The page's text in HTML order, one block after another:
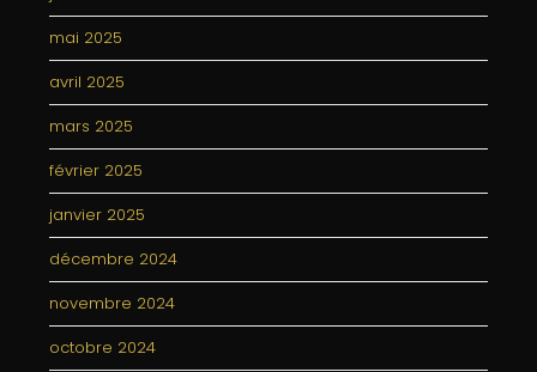
mai 2025
avril 2025
mars 2025
février 2025
janvier 2025
décembre 2024
novembre 2024
octobre 2024